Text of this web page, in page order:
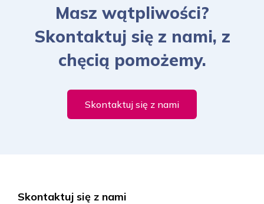
Masz wątpliwości?
Skontaktuj się z nami, z
chęcią pomożemy.
Skontaktuj się z nami
Skontaktuj się z nami